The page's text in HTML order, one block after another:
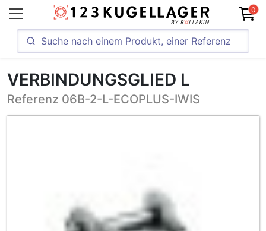
0
VERBINDUNGSGLIED L
Referenz 06B-2-L-ECOPLUS-IWIS